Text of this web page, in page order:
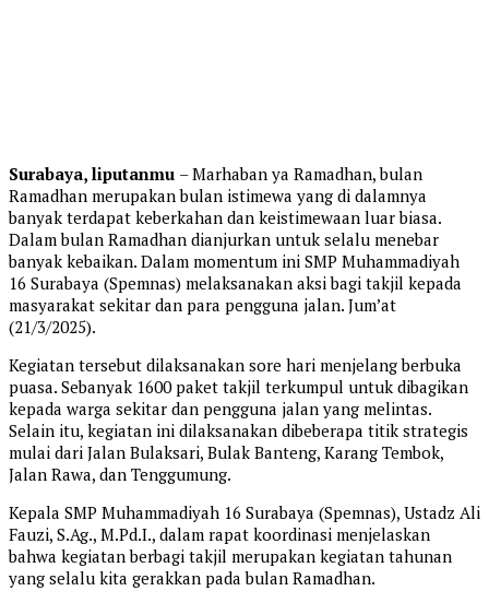
Surabaya, liputanmu – Marhaban ya Ramadhan, bulan
Ramadhan merupakan bulan istimewa yang di dalamnya
banyak terdapat keberkahan dan keistimewaan luar biasa.
Dalam bulan Ramadhan dianjurkan untuk selalu menebar
banyak kebaikan. Dalam momentum ini SMP Muhammadiyah
16 Surabaya (Spemnas) melaksanakan aksi bagi takjil kepada
masyarakat sekitar dan para pengguna jalan. Jum’at
(21/3/2025).
Kegiatan tersebut dilaksanakan sore hari menjelang berbuka
puasa. Sebanyak 1600 paket takjil terkumpul untuk dibagikan
kepada warga sekitar dan pengguna jalan yang melintas.
Selain itu, kegiatan ini dilaksanakan dibeberapa titik strategis
mulai dari Jalan Bulaksari, Bulak Banteng, Karang Tembok,
Jalan Rawa, dan Tenggumung.
Kepala SMP Muhammadiyah 16 Surabaya (Spemnas), Ustadz Ali
Fauzi, S.Ag., M.Pd.I., dalam rapat koordinasi menjelaskan
bahwa kegiatan berbagi takjil merupakan kegiatan tahunan
yang selalu kita gerakkan pada bulan Ramadhan.